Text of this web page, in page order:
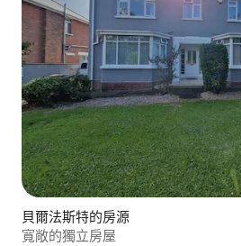
貝爾法斯特的房源
寬敞的獨立房屋